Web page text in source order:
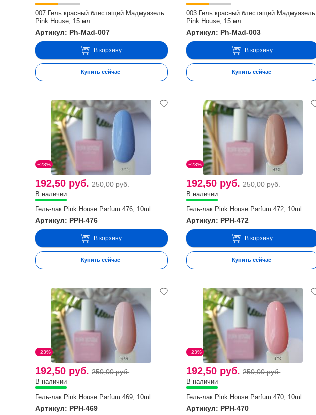
007 Гель красный блестящий Мадмуазель
Pink House, 15 мл
Артикул: Ph-Mad-007
В корзину
Купить сейчас
003 Гель красный блестящий Мадмуазель
Pink House, 15 мл
Артикул: Ph-Mad-003
В корзину
Купить сейчас
−23%
192,50 руб. 250,00 руб.
В наличии
Гель-лак Pink House Parfum 476, 10ml
Артикул: PPH-476
В корзину
Купить сейчас
−23%
192,50 руб. 250,00 руб.
В наличии
Гель-лак Pink House Parfum 472, 10ml
Артикул: PPH-472
В корзину
Купить сейчас
−23%
192,50 руб. 250,00 руб.
В наличии
Гель-лак Pink House Parfum 469, 10ml
Артикул: PPH-469
−23%
192,50 руб. 250,00 руб.
В наличии
Гель-лак Pink House Parfum 470, 10ml
Артикул: PPH-470